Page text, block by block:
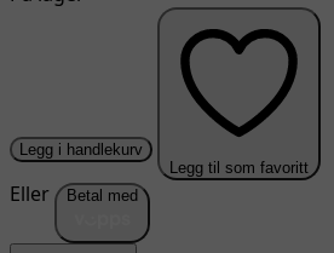
Legg i handlekurv
Legg til som favoritt
Eller Betal med